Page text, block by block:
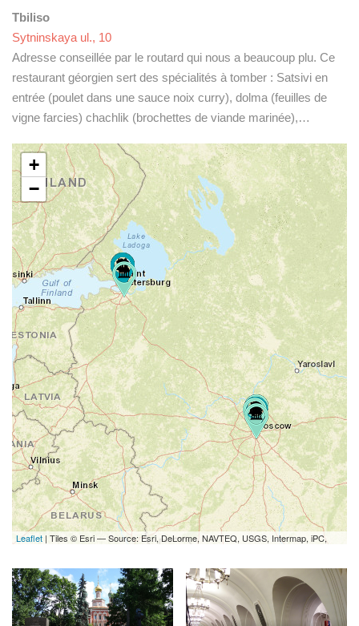
Tbiliso
Sytninskaya ul., 10
Adresse conseillée par le routard qui nous a beaucoup plu. Ce
restaurant géorgien sert des spécialités à tomber : Satsivi en
entrée (poulet dans une sauce noix curry), dolma (feuilles de
vigne farcies) chachlik (brochettes de viande marinée),…
+
−
Leaflet | Tiles © Esri — Source: Esri, DeLorme, NAVTEQ, USGS, Intermap, iPC,